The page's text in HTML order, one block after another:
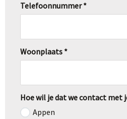
Telefoonnummer *
Woonplaats *
Hoe wil je dat we contact met
Appen